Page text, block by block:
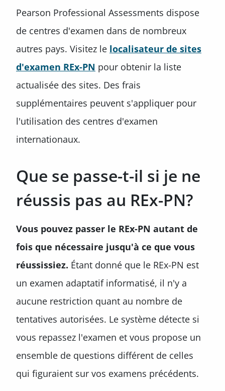
Pearson Professional Assessments dispose
de centres d'examen dans de nombreux
autres pays. Visitez le localisateur de sites
d'examen REx-PN pour obtenir la liste
actualisée des sites. Des frais
supplémentaires peuvent s'appliquer pour
l'utilisation des centres d'examen
internationaux.
Que se passe-t-il si je ne
réussis pas au REx-PN?
Vous pouvez passer le REx-PN autant de
fois que nécessaire jusqu'à ce que vous
réussissiez. Étant donné que le REx-PN est
un examen adaptatif informatisé, il n'y a
aucune restriction quant au nombre de
tentatives autorisées. Le système détecte si
vous repassez l'examen et vous propose un
ensemble de questions différent de celles
qui figuraient sur vos examens précédents.